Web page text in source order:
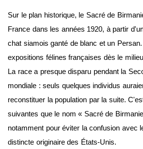
Sur le plan historique, le Sacré de
France dans les années 1920, à partir
chat siamois ganté de blanc et un
expositions félines françaises dès le
La race a presque disparu pendant la
mondiale : seuls quelques individus
reconstituer la population par la suite.
suivantes que le nom « Sacré de
notamment pour éviter la confusion avec
distincte originaire des États-Unis.